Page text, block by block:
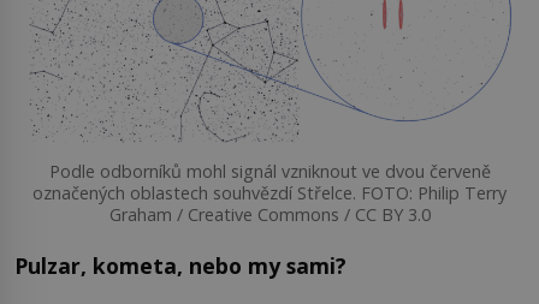
Podle odborníků mohl signál vzniknout ve dvou červeně
označených oblastech souhvězdí Střelce. FOTO: Philip Terry
Graham / Creative Commons / CC BY 3.0
Pulzar, kometa, nebo my sami?